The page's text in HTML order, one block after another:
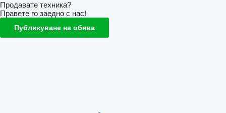
Продавате техника?
Правете го заедно с нас!
Публикуване на обява